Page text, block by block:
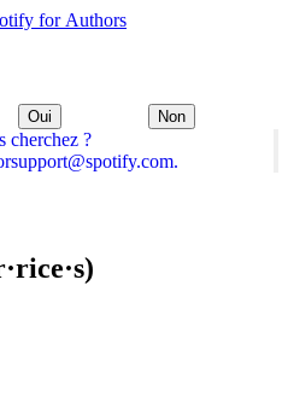
cherchez ?
for Authors
Oui Non